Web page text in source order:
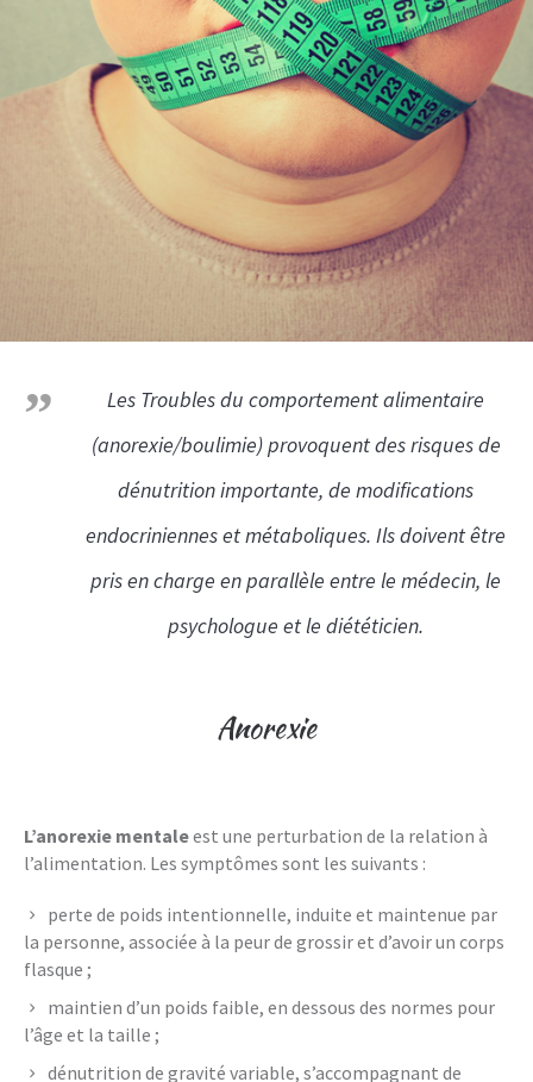
Les Troubles du comportement alimentaire
(anorexie/boulimie) provoquent des risques de
dénutrition importante, de modifications
endocriniennes et métaboliques. Ils doivent être
pris en charge en parallèle entre le médecin, le
psychologue et le diététicien.
Anorexie
L’anorexie mentaleest une perturbation de la relation à
l’alimentation. Les symptômes sont les suivants :
perte de poids intentionnelle, induite et maintenue par
la personne, associée à la peur de grossir et d’avoir un corps
flasque ;
maintien d’un poids faible, en dessous des normes pour
l’âge et la taille ;
dénutrition de gravité variable, s’accompagnant de